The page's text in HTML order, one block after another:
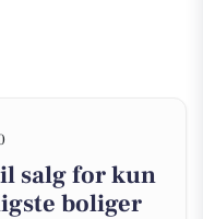
salg for kun
boliger